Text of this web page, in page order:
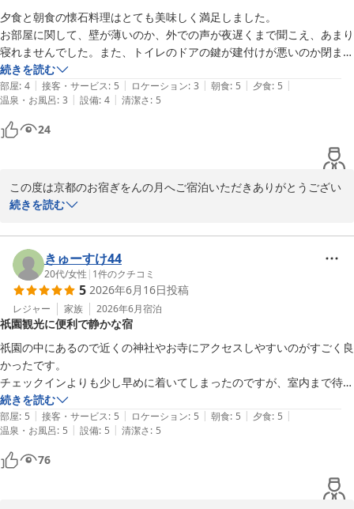
またのご利用心よりお待ちしております。
京都の宿 ぎをんの月
スタッフ一同
京都の宿 ぎをんの月
夕食と朝食の懐石料理はとても美味しく満足しました。
お部屋に関して、壁が薄いのか、外での声が夜遅くまで聞こえ、あまり
寝れませんでした。また、トイレのドアの鍵が建付けが悪いのか閉まら
なかったです。
友人と二人で宿泊したのですが、お風呂はもう少し長めに時間が取れれ
ば嬉しいなと思いました。
続きを読む
部屋: 4 | 接客・サービス: 5 | ロケーション: 3 | 朝食: 5 | 夕食: 5 |
温泉・お風呂: 3 | 設備: 4 | 清潔さ: 5
24
この度は京都のお宿ぎをんの月へご宿泊いただきありがとうござい
ます。
た」とのお言葉をいただき、大変嬉しく思います。
一方で、お部屋では外からの話し声によりごゆっくりお休みいただ
けなかったこと、またトイレのドアの鍵の不具合によりご不便をお
かけしましたこと、心よりお詫び申し上げます。
ご指摘いただいた点につきましては早急に確認を行い、改善に努め
てまいります。
この度は貴重なご意見をありがとうございました。
次回お越しいただく際には、より快適にお過ごしいただける宿を目
指して努めてまいります。またのお越しをスタッフ一同、心よりお
待ちしております。
京都の宿　ぎをんの月
スタッフ一同
京都の宿 ぎをんの月
続きを読む
きゅーすけ44
20代/女性 | 1件のクチコミ
5 2026年6月16日投稿
レジャー 家族 2026年6月宿泊
祇園観光に便利で静かな宿
祇園の中にあるので近くの神社やお寺にアクセスしやすいのがすごく良
かったです。
チェックインよりも少し早めに着いてしまったのですが、室内まで待た
させて貰えて良かったです。
部屋数も少ないので他のお客さんにも会うことなく過ごせて良かったで
す。
続きを読む
部屋: 5 | 接客・サービス: 5 | ロケーション: 5 | 朝食: 5 | 夕食: 5 |
温泉・お風呂: 5 | 設備: 5 | 清潔さ: 5
76